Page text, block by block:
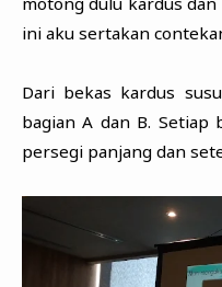
ini aku sertakan
Dari bekas kardus
bagian A dan B.
persegi panjang dan